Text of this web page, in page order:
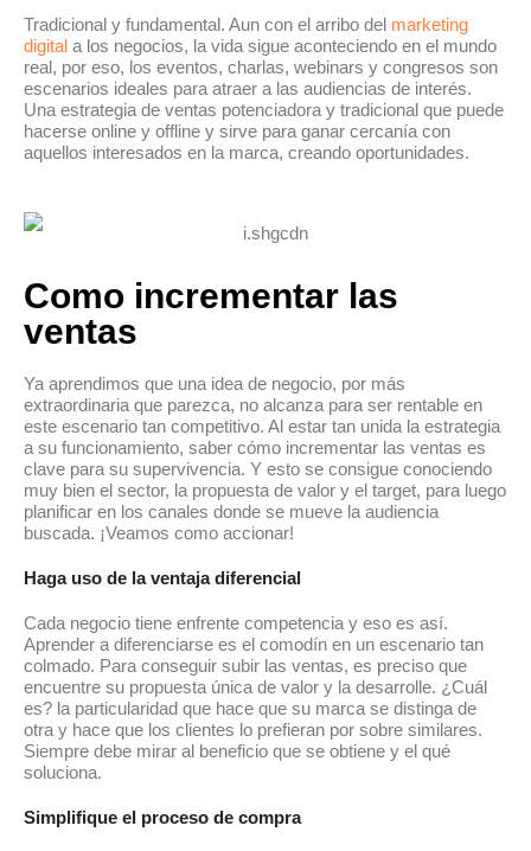
Tradicional y fundamental. Aun con el arribo del marketing
digital a los negocios, la vida sigue aconteciendo en el mundo
real, por eso, los eventos, charlas, webinars y congresos son
escenarios ideales para atraer a las audiencias de interés.
Una estrategia de ventas potenciadora y tradicional que puede
hacerse online y offline y sirve para ganar cercanía con
aquellos interesados en la marca, creando oportunidades.
Como incrementar las
ventas
Ya aprendimos que una idea de negocio, por más
extraordinaria que parezca, no alcanza para ser rentable en
este escenario tan competitivo. Al estar tan unida la estrategia
a su funcionamiento, saber cómo incrementar las ventas es
clave para su supervivencia. Y esto se consigue conociendo
muy bien el sector, la propuesta de valor y el target, para luego
planificar en los canales donde se mueve la audiencia
buscada. ¡Veamos como accionar!
Haga uso de la ventaja diferencial
Cada negocio tiene enfrente competencia y eso es así.
Aprender a diferenciarse es el comodín en un escenario tan
colmado. Para conseguir subir las ventas, es preciso que
encuentre su propuesta única de valor y la desarrolle. ¿Cuál
es? la particularidad que hace que su marca se distinga de
otra y hace que los clientes lo prefieran por sobre similares.
Siempre debe mirar al beneficio que se obtiene y el qué
soluciona.
Simplifique el proceso de compra